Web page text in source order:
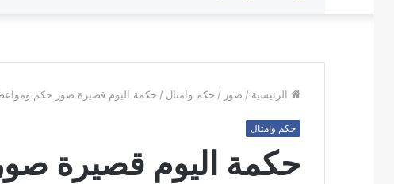
الرئيسية / صور / حكم وامثال / حكمة اليوم قصيرة صور حكم
حكم وامثال
حكمة اليوم قصيرة